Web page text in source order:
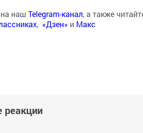
наш Telegram-канал, а также
, «Дзен» и Макс
реакции